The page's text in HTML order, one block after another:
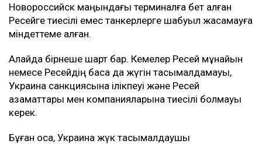
Новороссийск маңындағы терминалға бет алған
Ресейге тиесілі емес танкерлерге шабуыл жасамауға
міндеттеме алған.
Алайда бірнеше шарт бар. Кемелер Ресей мұнайын
немесе Ресейдің басқа да жүгін тасымалдамауы,
Украина санкциясына ілікпеуі және Ресей
азаматтары мен компанияларына тиесілі болмауы
керек.
Бұған қоса, Украина жүк тасымалдаушы